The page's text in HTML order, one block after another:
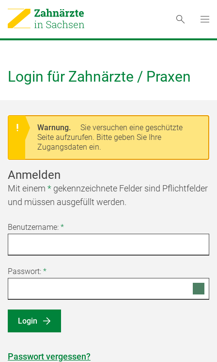
Login für Zahnärzte / Praxen
Warnung.
Sie versuchen eine geschützte
Seite aufzurufen. Bitte geben Sie Ihre
Zugangsdaten ein.
Anmelden
Mit einem * gekennzeichnete Felder sind Pflichtfelder
und müssen ausgefüllt werden.
Benutzername: *
Passwort: *
Login
Passwort vergessen?